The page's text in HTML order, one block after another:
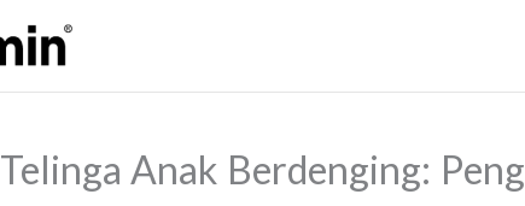
Telinga Anak Berdenging: